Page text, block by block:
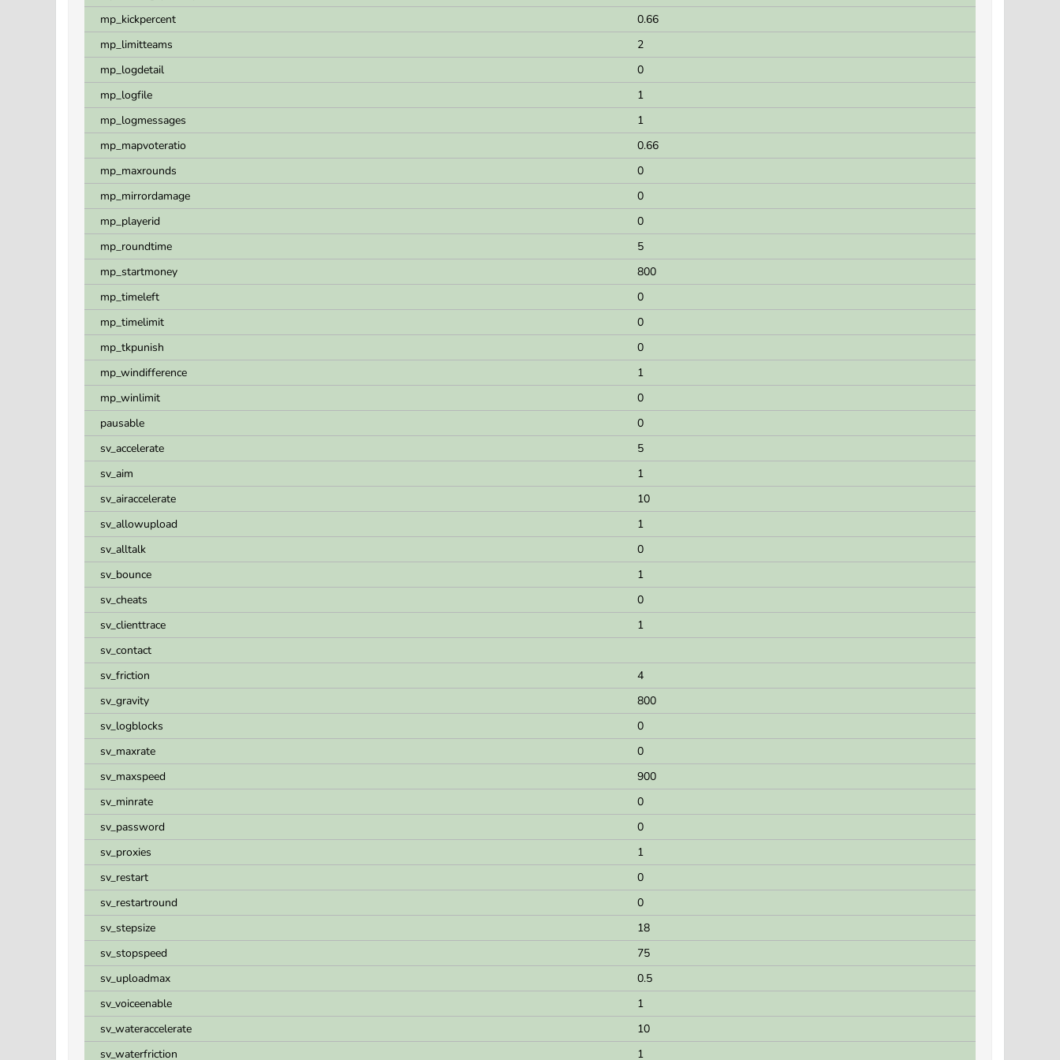
mp_kickpercent
0.66
mp_limitteams
2
mp_logdetail
0
mp_logfile
1
mp_logmessages
1
mp_mapvoteratio
0.66
mp_maxrounds
0
mp_mirrordamage
0
mp_playerid
0
mp_roundtime
5
mp_startmoney
800
mp_timeleft
0
mp_timelimit
0
mp_tkpunish
0
mp_windifference
1
mp_winlimit
0
pausable
0
sv_accelerate
5
sv_aim
1
sv_airaccelerate
10
sv_allowupload
1
sv_alltalk
0
sv_bounce
1
sv_cheats
0
sv_clienttrace
1
sv_contact
sv_friction
4
sv_gravity
800
sv_logblocks
0
sv_maxrate
0
sv_maxspeed
900
sv_minrate
0
sv_password
0
sv_proxies
1
sv_restart
0
sv_restartround
0
sv_stepsize
18
sv_stopspeed
75
sv_uploadmax
0.5
sv_voiceenable
1
sv_wateraccelerate
10
sv_waterfriction
1